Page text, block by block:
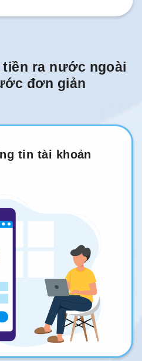
ra nước ngoài
đơn giản
tin tài khoản